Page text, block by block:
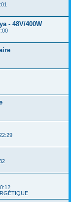
- 48V/400W